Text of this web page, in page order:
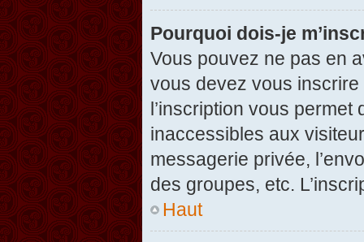
Pourquoi dois-je
Vous pouvez ne pas en
vous devez vous
l’inscription vous
inaccessibles aux
messagerie privée,
des groupes, etc.
Haut